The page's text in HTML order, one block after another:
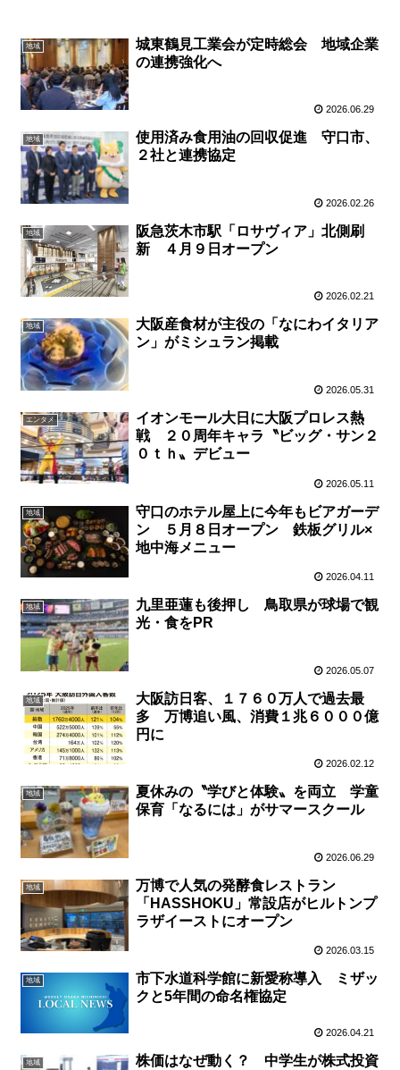
地域
城東鶴見工業会が定時総会 地域企業
の連携強化へ
2026.06.29
地域
使用済み食用油の回収促進 守口市、
２社と連携協定
2026.02.26
地域
阪急茨木市駅「ロサヴィア」北側刷
新 ４月９日オープン
2026.02.21
地域
大阪産食材が主役の「なにわイタリア
ン」がミシュラン掲載
2026.05.31
エンタメ
イオンモール大日に大阪プロレス熱
戦 ２０周年キャラ〝ビッグ・サン２
０ｔｈ〟デビュー
2026.05.11
地域
守口のホテル屋上に今年もビアガーデ
ン ５月８日オープン 鉄板グリル×
地中海メニュー
2026.04.11
地域
九里亜蓮も後押し 鳥取県が球場で観
光・食をPR
2026.05.07
地域
大阪訪日客、１７６０万人で過去最
多 万博追い風、消費１兆６０００億
円に
2026.02.12
地域
夏休みの〝学びと体験〟を両立 学童
保育「なるには」がサマースクール
2026.06.29
地域
万博で人気の発酵食レストラン
「HASSHOKU」常設店がヒルトンプ
ラザイーストにオープン
2026.03.15
地域
市下水道科学館に新愛称導入 ミザッ
クと5年間の命名権協定
2026.04.21
地域
株価はなぜ動く？ 中学生が株式投資